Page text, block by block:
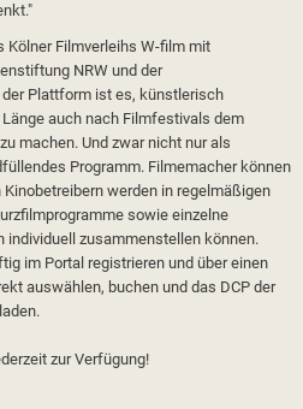
Kölner Filmverleihs W-film mit
NRW und der
Plattform ist es, künstlerisch
auch nach Filmfestivals dem
machen. Und zwar nicht nur als
Programm. Filmemacher können
werden in regelmäßigen
sowie einzelne
individuell zusammenstellen können.
im Portal registrieren und über einen
auswählen, buchen und das DCP der
zur Verfügung!